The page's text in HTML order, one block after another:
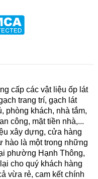
cấp các vật liệu ốp lát
trang trí, gạch lát
phòng khách, nhà tắm,
công, mặt tiền nhà,...
xây dựng, cửa hàng
hào là một trong những
phường Hạnh Thông,
cho quý khách hàng
vừa rẻ, cam kết chính